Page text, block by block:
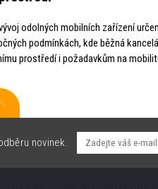
odolných mobilních zařízení
podmínkách, kde běžná
prostředí i požadavkům na
novinek.